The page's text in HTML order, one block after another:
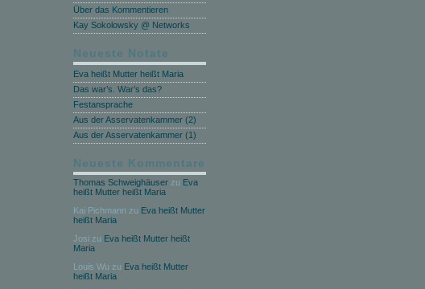
Über das Kommentieren
Kay Sokolowsky @ Networks
Neueste Notate
Eva heißt Mutter heißt Maria
Das war’s. War’s das?
Festansprache
Aus der Asservatenkammer (2)
Aus der Asservatenkammer (1)
Neueste Kommentare
Thomas Schweighäuser zu Eva
heißt Mutter heißt Maria
Kai Pichmann zu Eva heißt Mutter
heißt Maria
Josi zu Eva heißt Mutter heißt
Maria
Louis Wu zu Eva heißt Mutter
heißt Maria